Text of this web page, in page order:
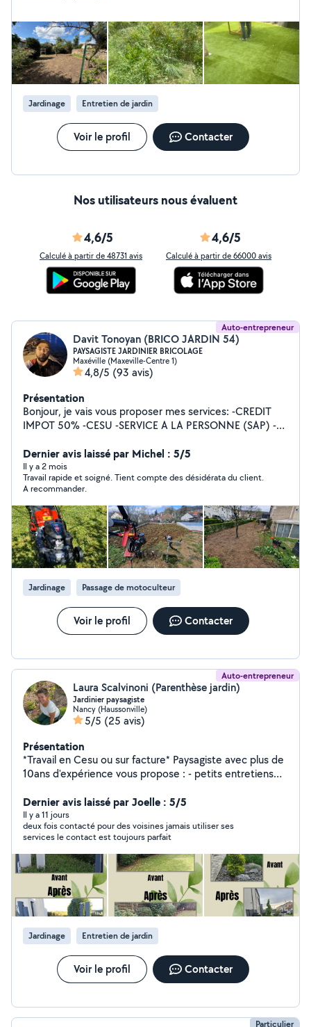
Jardinage Entretien de jardin
Voir le profil Contacter
Nos utilisateurs nous évaluent
4,6/5
Calculé à partir de 48731 avis
4,6/5
Calculé à partir de 66000 avis
Auto-entrepreneur
Davit Tonoyan (BRICO JARDIN 54)
PAYSAGISTE JARDINIER BRICOLAGE
Maxéville (Maxeville-Centre 1)
4,8/5 (93 avis)
Présentation
Bonjour, je vais vous proposer mes services: -CREDIT
IMPOT 50% -CESU -SERVICE A LA PERSONNE (SAP) -
pelouse, débroussailleuse, motoculteur -Ramassage des
feuilles -Évacuation des déchets -Taille de haies,
fruitiers, rosiers -Nettoyage de terrasses -Nettoyage de
l'aller -Bêchage, binage, et grillage -Entretien et
Nettoyage des massifs -Massonerie, Bricolage, Peinture,
Placo, Carrelage Je suis dans l'attente de vos
demandes. Cordialement.
Dernier avis laissé par Michel : 5/5
Il y a 2 mois
Travail rapide et soigné. Tient compte des désidérata du client.
A recommander.
Jardinage Passage de motoculteur
Voir le profil Contacter
Auto-entrepreneur
Laura Scalvinoni (Parenthèse jardin)
Jardinier paysagiste
Nancy (Haussonville)
5/5 (25 avis)
Présentation
*Travail en Cesu ou sur facture* Paysagiste avec plus de
10ans d'expérience vous propose : - petits entretiens
scarification, taille arbuste, taille topiaire, binage de
massifs, entretien de potager, entretien de vivaces,...) -
aménagements type massifs, paillage, plantation
d'arbres, haies.. - conseils en aménagement et
accompagnement à la plantation - conception
d'espaces paysagers (massifs ou jardin entier) Très
bonne connaissance des végétaux. À votre service,
avec plaisir!!
Dernier avis laissé par Joelle : 5/5
Il y a 11 jours
deux fois contacté pour des voisines jamais utiliser ses
services le contact est toujours parfait
Jardinage Entretien de jardin
Voir le profil Contacter
Particulier